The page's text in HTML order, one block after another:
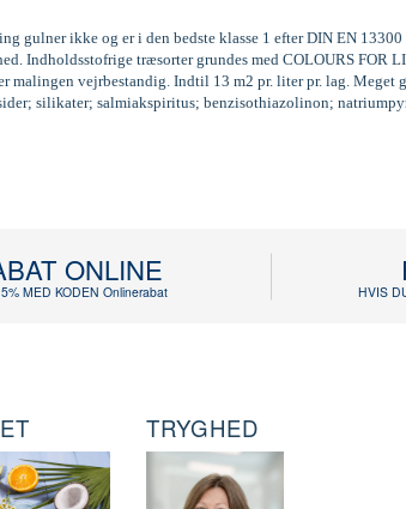
gulner ikke og er i den bedste klasse 1 efter DIN EN
Indholdsstofrige træsorter grundes med COLOURS FOR
malingen vejrbestandig. Indtil 13 m2 pr. liter pr. lag. Meget
silikater; salmiakspiritus; benzisothiazolinon;
ONLINE
MED KODEN Onlinerabat HVIS
TRYGHED